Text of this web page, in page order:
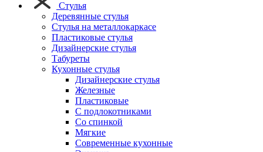
Стулья
Деревянные стулья
Стулья на металлокаркасе
Пластиковые стулья
Дизайнерские стулья
Табуреты
Кухонные стулья
Дизайнерские стулья
Железные
Пластиковые
С подлокотниками
Со спинкой
Мягкие
Современные кухонные